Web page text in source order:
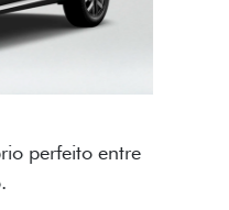
dinâmico e
o estilo do Fiat